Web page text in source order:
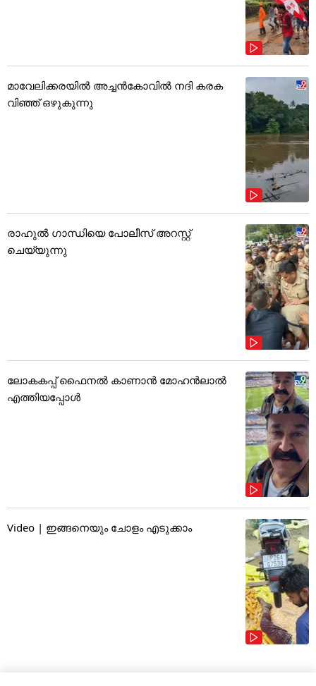
മാവേലിക്കരയിൽ അച്ചൻകോവിൽ നദി കരക
വിഞ്ഞ് ഒഴുകുന്നു
രാഹുൽ ഗാന്ധിയെ പോലീസ് അറസ്റ്റ്
ചെയ്യുന്നു
ലോകകപ്പ് ഫൈനൽ കാണാൻ മോഹൻലാൽ
എത്തിയപ്പോൾ
Video | ഇങ്ങനെയും ചോളം എടുക്കാം